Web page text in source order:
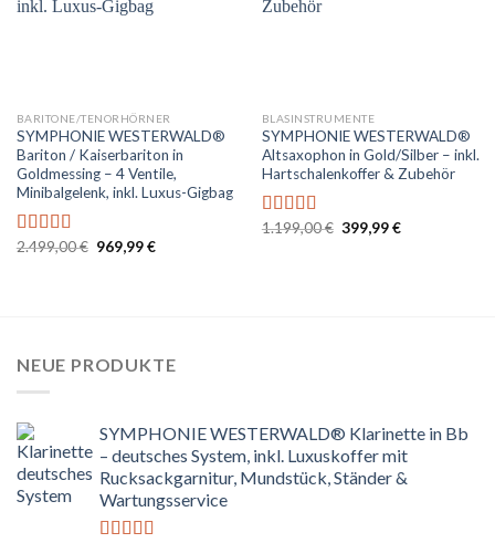
BARITONE/TENORHÖRNER
SYMPHONIE WESTERWALD®
Bariton / Kaiserbariton in
Goldmessing – 4 Ventile,
Minibalgelenk, inkl. Luxus-Gigbag
Bewertet
2.499,00€ Ursprünglicher
Preis
969,99€Aktueller
BLASINSTRUMENTE
SYMPHONIE WESTERWALD®
Altsaxophon in Gold/Silber – inkl.
Hartschalenkoffer & Zubehör
Bewertet
1.199,00€ Ursprünglicher
Preis
399,99€Aktueller
NEUE PRODUKTE
SYMPHONIE WESTERWALD® Klarinette in Bb
– deutsches System, inkl. Luxuskoffer mit
Rucksackgarnitur, Mundstück, Ständer &
Wartungsservice